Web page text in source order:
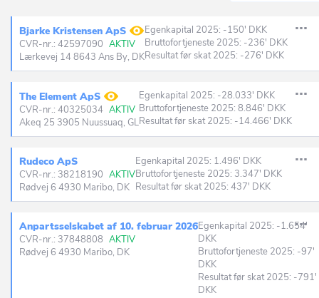
Bjarke Kristensen ApS
CVR-nr.: 42597090 AKTIV
Lærkevej 14 8643 Ans By, DK
Egenkapital 2025: -150' DKK
Bruttofortjeneste 2025: -236' DKK
Resultat før skat 2025: -276' DKK
The Element ApS
CVR-nr.: 40325034 AKTIV
Akeq 25 3905 Nuussuaq, GL
Egenkapital 2025: -28.033' DKK
Bruttofortjeneste 2025: 8.846' DKK
Resultat før skat 2025: -14.466' DKK
Rudeco ApS
CVR-nr.: 38218190 AKTIV
Rødvej 6 4930 Maribo, DK
Egenkapital 2025: 1.496' DKK
Bruttofortjeneste 2025: 3.347' DKK
Resultat før skat 2025: 437' DKK
Anpartsselskabet af 10. februar 2026
CVR-nr.: 37848808 AKTIV
Rødvej 6 4930 Maribo, DK
Egenkapital 2025: -1.654'
DKK
Bruttofortjeneste 2025: -97'
DKK
Resultat før skat 2025: -791'
DKK